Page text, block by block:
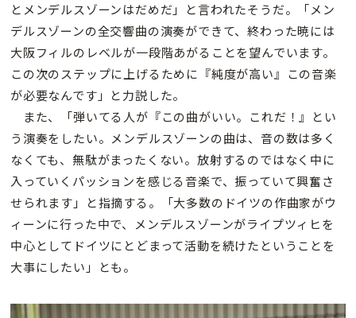
とメンデルスゾーンはだめだ」と言われたそうだ。「メン
デルスゾーンの全交響曲の演奏ができて、終わった暁には
大阪フィルのレベルが一段階あがることを望んでいます。
この次のステップに上げるために『純度が高い』この音楽
が必要なんです」と力説した。
また、「弾いてる人が『この曲がいい。これだ！』とい
う演奏をしたい。メンデルスゾーンの曲は、音の数は多く
なくても、無駄がまったくない。放射するのではなく中に
入っていくパッションを感じる音楽で、振っていて興奮さ
せられます」と指摘する。「大多数のドイツの作曲家がウ
ィーンに行った中で、メンデルスゾーンがライプツィヒを
中心としてドイツにとどまって活動を続けたということを
大事にしたい」とも。